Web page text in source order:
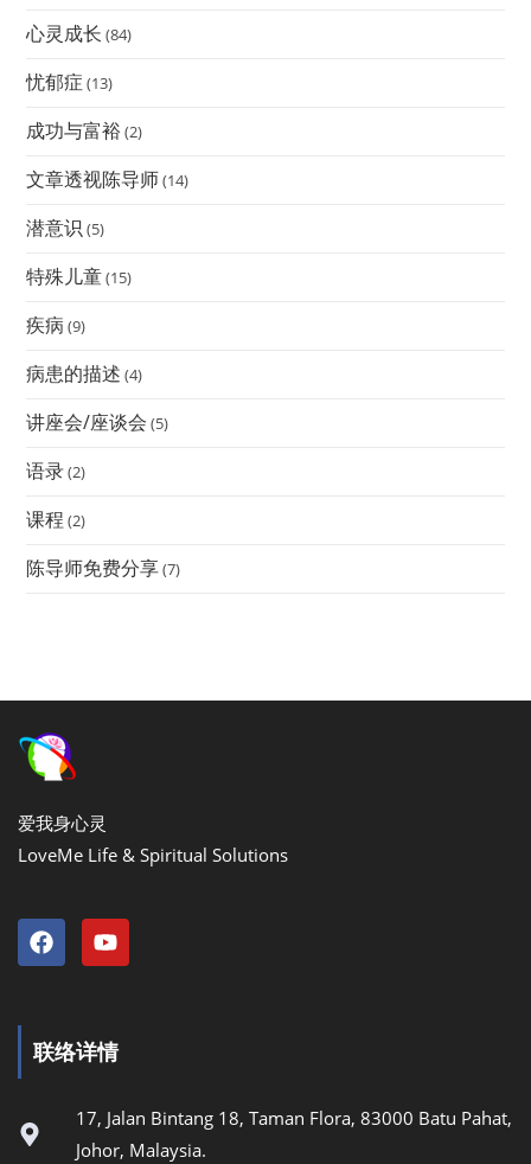
心灵成长 (84)
忧郁症 (13)
成功与富裕(2)
文章透视陈导师(14)
潜意识 (5)
特殊儿童(15)
疾病 (9)
病患的描述 (4)
讲座会/座谈会 (5)
语录(2)
课程 (2)
陈导师免费分享(7)
爱我身心灵
LoveMe Life & Spiritual Solutions
联络详情
17, Jalan Bintang 18, Taman Flora, 83000 Batu Pahat,
Johor, Malaysia.